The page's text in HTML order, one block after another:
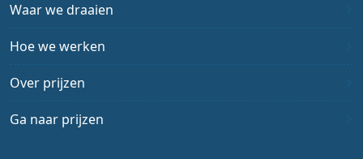
Waar we draaien
Hoe we werken
Over prijzen
Ga naar prijzen